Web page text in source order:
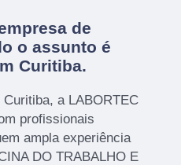
de
o assunto é
Curitiba.
a LABORTEC
profissionais
ampla experiência
DO TRABALHO E